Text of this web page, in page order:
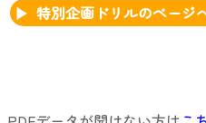
特別企画ドリルのページ